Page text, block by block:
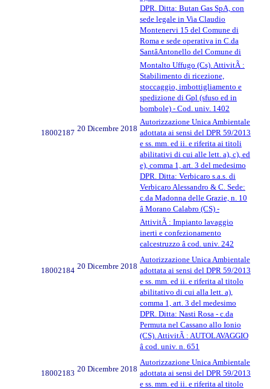
DPR. Ditta: Butan Gas SpA, con
sede legale in Via Claudio
Montenervi 15 del Comune di
Roma e sede operativa in C.da
SantâAntonello del Comune di
Montalto Uffugo (Cs). AttivitÃ :
Stabilimento di ricezione,
stoccaggio, imbottigliamento e
spedizione di Gpl (sfuso ed in
bombole) - Cod. univ. 1402
18002187 20 Dicembre 2018
Autorizzazione Unica Ambientale
adottata ai sensi del DPR 59/2013
e ss. mm. ed ii. e riferita ai titoli
abilitativi di cui alle lett. a), c), ed
e), comma 1, art. 3 del medesimo
DPR. Ditta: Verbicaro s.a.s. di
Verbicaro Alessandro & C. Sede:
c.da Madonna delle Grazie, n. 10
â Morano Calabro (CS) -
AttivitÃ : Impianto lavaggio
inerti e confezionamento
calcestruzzo â cod. univ. 242
18002184 20 Dicembre 2018
Autorizzazione Unica Ambientale
adottata ai sensi del DPR 59/2013
e ss. mm. ed ii. e riferita al titolo
abilitativo di cui alla lett. a),
comma 1, art. 3 del medesimo
DPR. Ditta: Nasti Rosa - c.da
Permuta nel Cassano allo Ionio
(CS). AttivitÃ : AUTOLAVAGGIO
â cod. univ. n. 651
18002183 20 Dicembre 2018
Autorizzazione Unica Ambientale
adottata ai sensi del DPR 59/2013
e ss. mm. ed ii. e riferita al titolo